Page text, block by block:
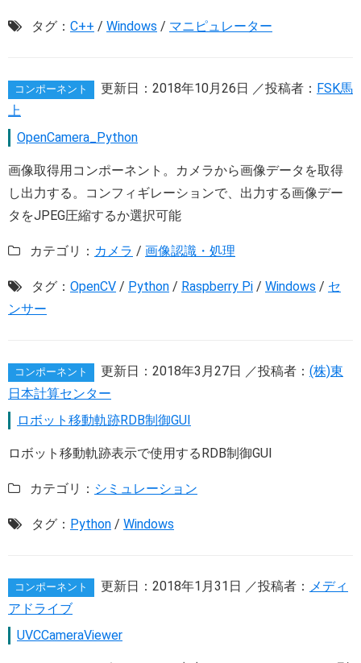
タグ： C++ / Windows / マニピュレーター
コンポーネント 更新日： 2018年10月26日 ／投稿者： FSK馬
上
OpenCamera_Python
画像取得用コンポーネント。カメラから画像データを取得
し出力する。コンフィギレーションで、出力する画像デー
タをJPEG圧縮するか選択可能
カテゴリ： カメラ / 画像認識・処理
タグ： OpenCV / Python / Raspberry Pi / Windows / セ
ンサー
コンポーネント 更新日： 2018年3月27日 ／投稿者： (株)東
日本計算センター
ロボット移動軌跡RDB制御GUI
ロボット移動軌跡表示で使用するRDB制御GUI
カテゴリ： シミュレーション
タグ： Python / Windows
コンポーネント 更新日： 2018年1月31日 ／投稿者： メディ
アドライブ
UVCCameraViewer